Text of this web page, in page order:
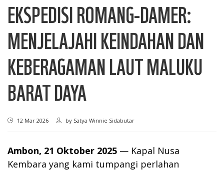
EKSPEDISI ROMANG-DAMER:
MENJELAJAHI KEINDAHAN DAN
KEBERAGAMAN LAUT MALUKU
BARAT DAYA
12 Mar 2026 by Satya Winnie Sidabutar
Ambon, 21 Oktober 2025 — Kapal Nusa
Kembara yang kami tumpangi perlahan